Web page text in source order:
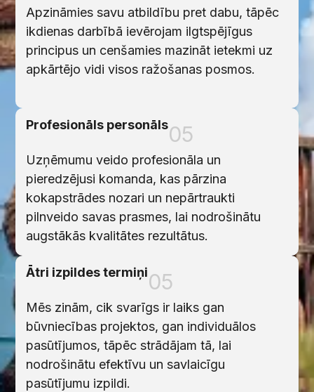
Apzināmies savu atbildību pret dabu, tāpēc
ikdienas darbībā ievērojam ilgtspējīgus
principus un cenšamies mazināt ietekmi uz
apkārtējo vidi visos ražošanas posmos.
Profesionāls personāls05
Uzņēmumu veido profesionāla un
pieredzējusi komanda, kas pārzina
kokapstrādes nozari un nepārtraukti
pilnveido savas prasmes, lai nodrošinātu
augstākās kvalitātes rezultātus.
Ātri izpildes termiņi05
Mēs zinām, cik svarīgs ir laiks gan
būvniecības projektos, gan individuālos
pasūtījumos, tāpēc strādājam tā, lai
nodrošinātu efektīvu un savlaicīgu
pasūtījumu izpildi.